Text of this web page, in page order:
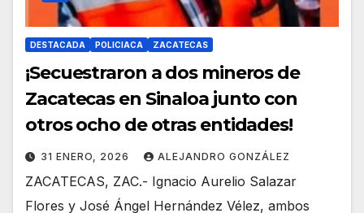
DESTACADA POLICIACA ZACATECAS
¡Secuestraron a dos mineros de
Zacatecas en Sinaloa junto con
otros ocho de otras entidades!
31 ENERO, 2026 ALEJANDRO GONZÁLEZ
ZACATECAS, ZAC.- Ignacio Aurelio Salazar
Flores y José Ángel Hernández Vélez, ambos